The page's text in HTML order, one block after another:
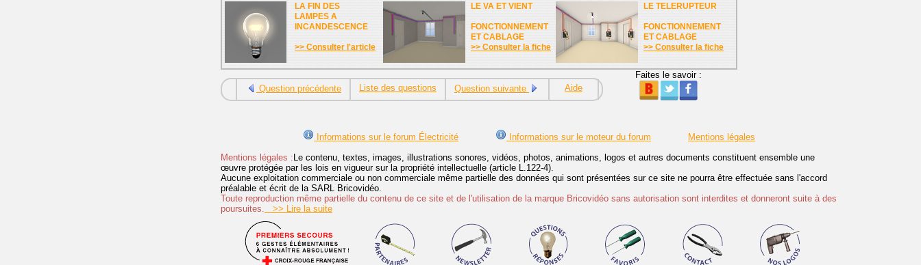
LA FIN DES
LAMPES A
INCANDESCENCE
>> Consulter l'article
LE VA ET VIENT
FONCTIONNEMENT
ET CABLAGE
>> Consulter la fiche
LE TELERUPTEUR
FONCTIONNEMENT
ET CABLAGE
>> Consulter la fiche
Question précédente Liste des questions Question suivante Aide
Faites le savoir :
Informations sur le forum Électricité Informations sur le moteur du forum
Mentions légales
Mentions légales : Le contenu, textes, images, illustrations sonores, vidéos, photos, animations, logos et autres documents constituent ensemble une
œuvre protégée par les lois en vigueur sur la propriété intellectuelle (article L.122-4).
Aucune exploitation commerciale ou non commerciale même partielle des données qui sont présentées sur ce site ne pourra être effectuée sans l'accord
préalable et écrit de la SARL Bricovidéo.
Toute reproduction même partielle du contenu de ce site et de l'utilisation de la marque Bricovidéo sans autorisation sont interdites et donneront suite à des
poursuites.
>> Lire la suite